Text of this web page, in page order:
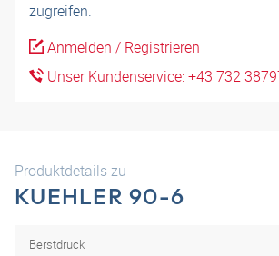
zugreifen.
Anmelden / Registrieren
Unser Kundenservice: +43 732
Produktdetails zu
KUEHLER 90-6
Berstdruck